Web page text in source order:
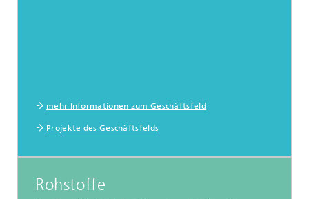
mehr Informationen zum Geschäftsfeld
Projekte des Geschäftsfelds
Rohstoffe